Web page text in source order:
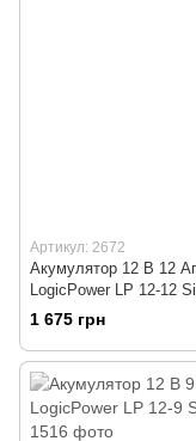
Артикул: 2672
Акумулятор 12 В 12 Аг
LogicPower LP 12-12
1 675 грн